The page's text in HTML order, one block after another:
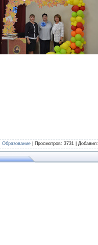
Образование Просмотров: 3731 | Добавил